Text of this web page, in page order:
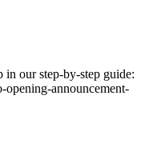
in our step-by-step guide:
opening-announcement-